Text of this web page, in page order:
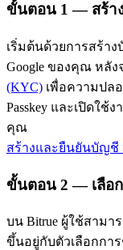
พันธมิตร Bitrue
ขั้นตอน 1 — สร้
เริ่มต้นด้วยการสร้า
Google ของคุณ หลัง
(KYC) เพื่อความปลอ
Passkey และเปิดใ
คุณ
สร้างและยืนยันบัญชี
ขั้นตอน 2 — เลือ
บน Bitrue ผู้ใช้สามา
ขึ้นอยู่กับตัวเลือกกา